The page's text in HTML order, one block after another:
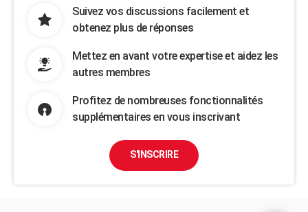
Suivez vos discussions facilement et
obtenez plus de réponses
Mettez en avant votre expertise et aidez les
autres membres
Profitez de nombreuses fonctionnalités
supplémentaires en vous inscrivant
S'INSCRIRE